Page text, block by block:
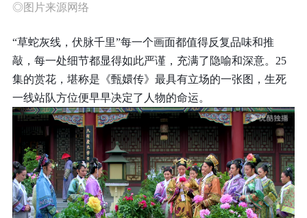
◎图片来源网络
“草蛇灰线，伏脉千里”每一个画面都值得反复品味和推
敲，每一处细节都显得如此严谨，充满了隐喻和深意。25
集的赏花，堪称是《甄嬛传》最具有立场的一张图，生死
一线站队方位便早早决定了人物的命运。